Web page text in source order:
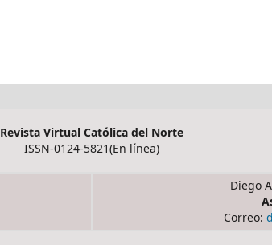
Revista Virtual Católica del Norte
ISSN-0124-5821(En línea)
Diego
Correo: